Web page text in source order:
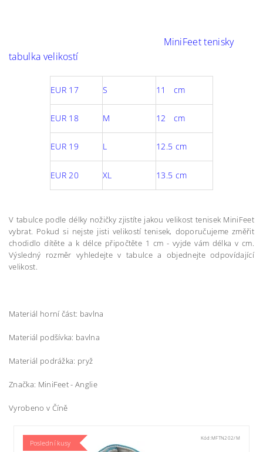
MiniFeet tenisky
tabulka velikostí
EUR 17 S 11 cm
EUR 18 M 12 cm
EUR 19 L 12.5 cm
EUR 20 XL 13.5 cm
V tabulce podle délky nožičky zjistíte jakou velikost tenisek MiniFeet
vybrat. Pokud si nejste jisti velikostí tenisek, doporučujeme změřit
chodidlo dítěte a k délce připočtěte 1 cm - vyjde vám délka v cm.
Výsledný rozměr vyhledejte v tabulce a objednejte odpovídající
velikost.
Materiál horní část: bavlna
Materiál podšívka: bavlna
Materiál podrážka: pryž
Značka: MiniFeet - Anglie
Vyrobeno v Číně
Poslední kusy
Kód:MFTN202/M